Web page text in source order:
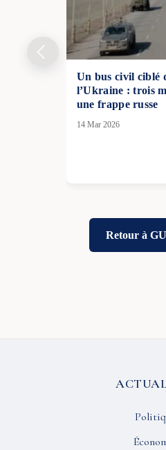
Un bus civil ciblé
l’Ukraine : trois
une frappe russe
14 Mar 2026
Retour à